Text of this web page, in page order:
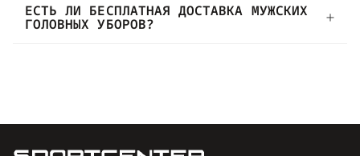
ЕСТЬ ЛИ БЕСПЛАТНАЯ ДОСТАВКА МУЖСКИХ
ГОЛОВНЫХ УБОРОВ?